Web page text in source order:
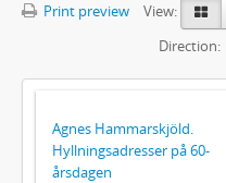
Print preview
View:
Direction:
Agnes Hammarskjöld.
Hyllningsadresser på 60-
årsdagen